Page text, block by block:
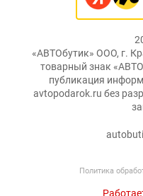
«АВТОбутик» ООО, г.
товарный знак
публикация
avtopodarok.ru без
Политика